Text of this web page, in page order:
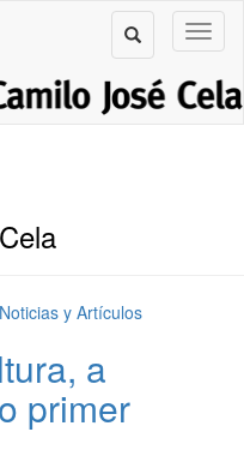
Noticias y Artículos
a
primer